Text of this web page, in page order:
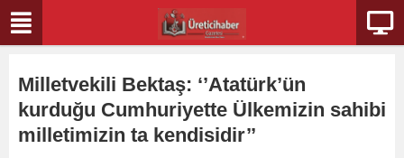
Milletvekili Bektaş: ‘’Atatürk’ün
kurduğu Cumhuriyette Ülkemizin sahibi
milletimizin ta kendisidir’’